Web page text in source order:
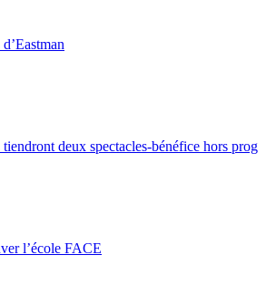
deux spectacles-bénéfice hors prog
l’école FACE